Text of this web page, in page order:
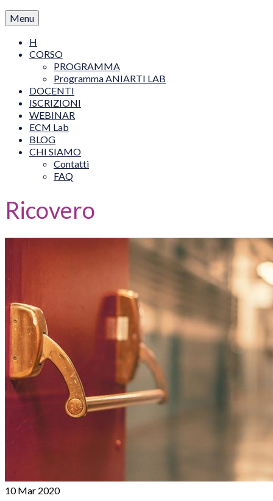
Menu
H
CORSO
PROGRAMMA
Programma ANIARTI LAB
DOCENTI
ISCRIZIONI
WEBINAR
ECM Lab
BLOG
CHI SIAMO
Contatti
FAQ
Ricovero
10Mar 2020